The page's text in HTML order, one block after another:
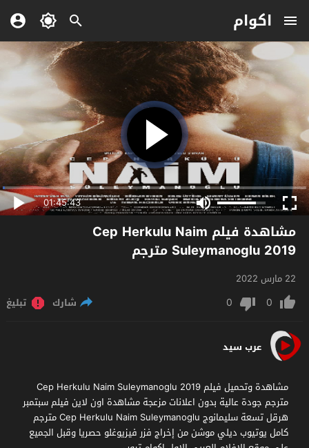
اكوام
01:45:43
مشاهدة فيلم Cep Herkulu Naim
Suleymanoglu 2019 مترجم
22 مارس 2022
0
0 شارك تبليغ
عرب سيد
مشاهدة وتحميل فيلم Cep Herkulu Naim Suleymanoglu 2019
مترجم جودة عالية بدون اعلانات مزعجة مشاهدة اون لاين فيلم سبتمبر
هرقل تسعة سليمانوج Cep Herkulu Naim Suleymanoglu مترجم
كامل يوتيوب ديلي موشن من إخراج فزر فيزيوغلو حصريا وقبل الجميع